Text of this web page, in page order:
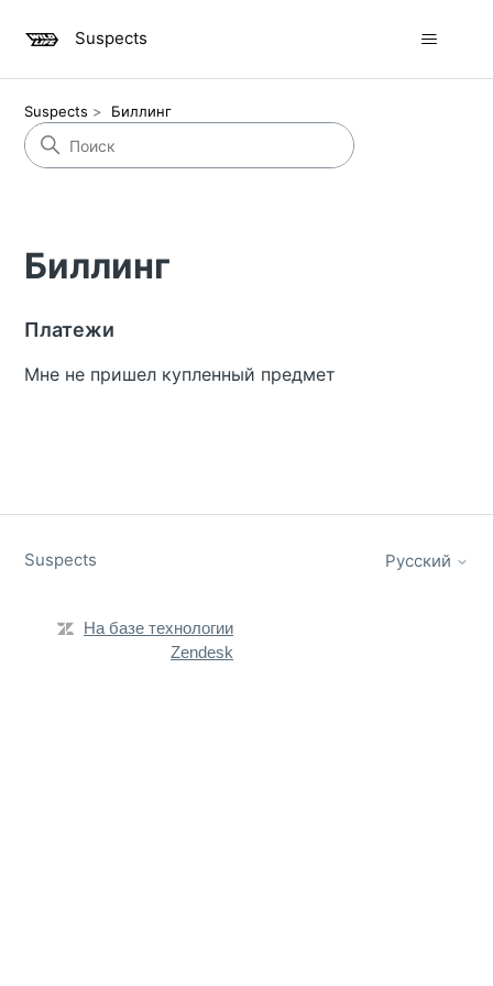
Suspects
Suspects Биллинг
Биллинг
Платежи
Мне не пришел купленный предмет
Suspects Русский
На базе технологии
Zendesk